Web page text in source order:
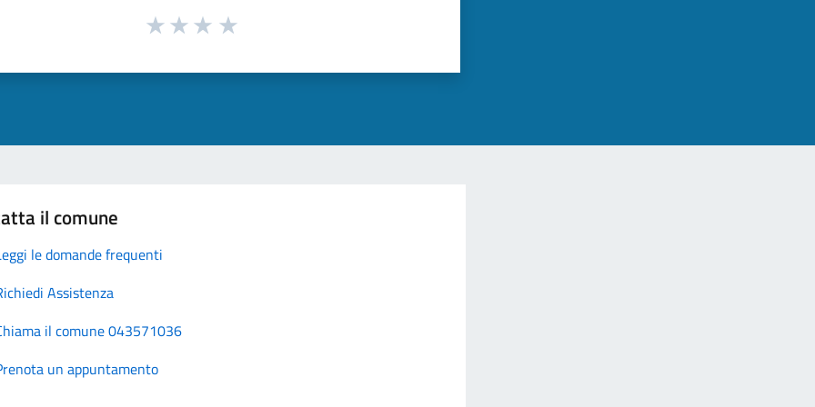
il comune
le domande frequenti
Assistenza
il comune 043571036
un appuntamento